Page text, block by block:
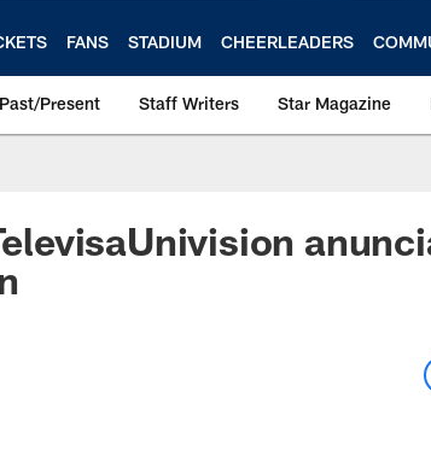
FANS STADIUM CHEERLEADERS
Past/Present Staff Writers Star Magazine